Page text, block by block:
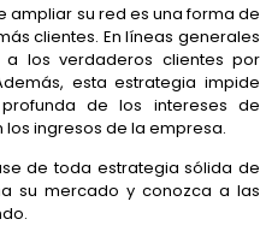
ampliar su red es una forma de
clientes. En líneas generales
los verdaderos clientes por
esta estrategia impide
de los intereses de
ingresos de la empresa.
de toda estrategia sólida de
su mercado y conozca a las